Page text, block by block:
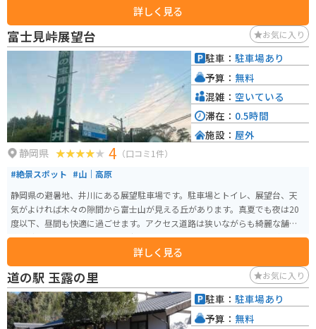
る直売所があります。特に、地元の農家さんが丹精込めて育てたお米や、季
節ごとの旬の味覚はおすすめです。お土産選びにも最適です。 また、レスト
ランでは、地元の食材を使った郷土料理や軽食を楽しむことができます。名
物の「お茶そば」は、藤枝市ならではの風味豊かな一品。ドライブの途中で
立ち寄って、美味しい食事でリフレッシュするのも良いでしょう。 バイクで
お越しの方には、広々とした駐車場が利用できるのが嬉しいポイントです。
ツーリングの休憩場所として、仲間との合流地点としても便利です。周辺に
は、風光明媚な景色を楽しめるサイクリングロードや、ハイキングコースも
整備されているため、アクティブに過ごしたい方にもおすすめです。特に、
秋には紅葉が美しく、絶好のツーリングスポットとなります。 さらに、道の
駅の近くには、瀬戸谷温泉郷があります。旅の疲れを癒すのに最適な温泉
温泉と、様々な楽しみ方ができる「ゆとりえせとや」で、素敵なひとときを
お過ごしください。
詳しく見る
富士見峠展望台 お気に入り
静岡県 4 （口コミ1件）
#絶景スポット #山｜高原
静岡県の避暑地、井川にある展望駐車場です。駐車場とトイレ、展望台、天
気がよければ木々の隙間から富士山が見える丘があります。真夏でも夜は20
度以下、昼間も快適に過ごせます。アクセス道路は狭いながらも綺麗な舗装
路が続き、荒れているところは少ないです。すぐ近くにモトクロス場があり、
そこはトイレがないため、モトクロス場利用者がトイレ目的で展望台を使う
こともあるようです。
詳しく見る
駐車： 駐車場あり
予算： 無料
混雑： 空いている
滞在： 0.5時間
施設： 屋外
道の駅 玉露の里 お気に入り
駐車： 駐車場あり
予算： 無料